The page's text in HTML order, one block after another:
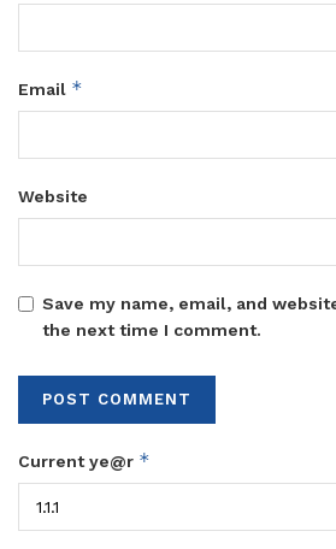
Email *
Website
Save my name, email, and
the next time I comment.
Current ye@r *